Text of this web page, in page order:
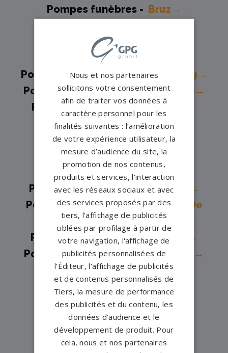
Pompes funèbres - Bruz→
Pompes funèbres -
Sévigné→
Pompes funèbres -Chateaubourg→
Pompes funèbres -Chateaugiron→
Pompes funèbres -Combourg→
Pompes funèbres -Dinard→
Pompes funèbres -Fougères→
Pompes funèbres -Guichen→
Pompes funèbres -
Janzé→
Pompes funèbres -La Boussac→
Pompes funèbres -La Guerche De
Bretagne→
Pompes funèbres -La Mézière→
Pompes funèbres -La Richardais→
Pompes funèbres - Le Rheu→
Pompes funèbres -
Pompes funèbres -Martigne
Ferchaud→
Pompes funèbres -Maure-de-
Nous et nos partenaires
sollicitons votre consentement
afin de traiter vos données à
caractère personnel pour les
finalités suivantes : l’amélioration
de votre expérience utilisateur, la
mesure d’audience du site, la
promotion de nos contenus,
produits et services, l'interaction
avec les réseaux sociaux et avec
des services proposés par des
tiers, l’affichage de publicités
ciblées par profilage à partir de
votre navigation, l'affichage de
publicités personnalisées de
l’Éditeur, l'affichage de publicités
et de contenus personnalisés de
Tiers, la mesure de performance
des publicités et du contenu, les
données d’audience et le
développement de produit. Pour
cela, nous et nos partenaires